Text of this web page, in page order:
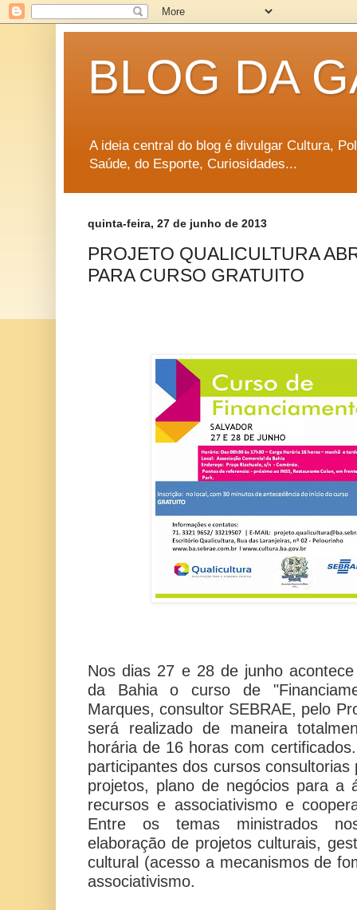
BLOG DA
A ideia central do blog é divulgar Cultura,
Saúde, do Esporte, Curiosidades...
quinta-feira, 27 de junho de 2013
PROJETO QUALICULTURA
PARA CURSO GRATUITO
Nos dias 27 e 28 de junho
da Bahia o curso de
Marques, consultor SEBRAE, pelo
será realizado de maneira
horária de 16 horas com
participantes dos cursos
projetos, plano de negócios para a
recursos e associativismo e
Entre os temas ministrados
elaboração de projetos culturais,
cultural (acesso a mecanismos de
associativismo.